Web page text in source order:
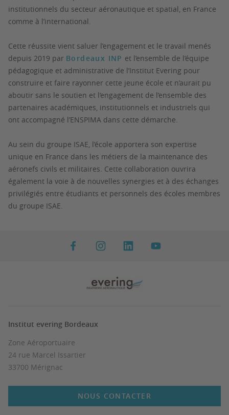
institutionnels du secteur aéronautique et spatial, en France
comme à l’international.
Cette réussite vient saluer l’engagement et le travail menés
depuis 2019 par Bordeaux INP et l’ensemble de l’équipe
pédagogique et administrative de l’Institut Evering pour
construire et faire rayonner cette jeune école et n’aurait pu
aboutir sans le soutien et l’engagement de l’ensemble des
partenaires académiques, institutionnels et industriels qui
ont accompagné l’ENSPIMA dans cette démarche.
Au sein du groupe ISAE, l’école apportera son expertise
unique en France dans les métiers de la maintenance des
aéronefs civils et militaires. Cette collaboration ouvrira
également la voie à de nouvelles synergies et à des échanges
privilégiés entre étudiants et personnels des écoles membres
du groupe ISAE.
Institut evering Bordeaux
Zone Aéroportuaire
24 rue Marcel Issartier
33700 Mérignac
NOUS CONTACTER